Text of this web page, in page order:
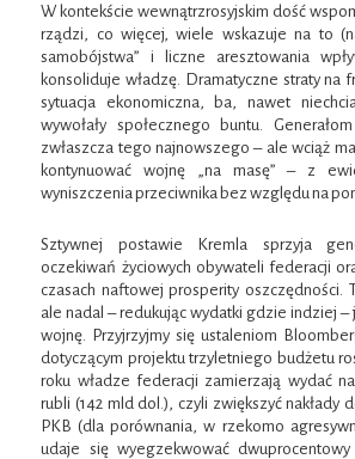
W kontekście wewnątrzrosyjskim dość
rządzi, co więcej, wiele wskazuje na to
samobójstwa” i liczne aresztowania
konsoliduje władzę. Dramatyczne straty na
sytuacja ekonomiczna, ba, nawet
wywołały społecznego buntu.
zwłaszcza tego najnowszego – ale wciąż
kontynuować wojnę „na masę” – z
wyniszczenia przeciwnika bez względu na
Sztywnej postawie Kremla sprzyja
oczekiwań życiowych obywateli federacji
czasach naftowej prosperity oszczędności.
ale nadal – redukując wydatki gdzie indziej
wojnę. Przyjrzyjmy się ustaleniom
dotyczącym projektu trzyletniego budżetu
roku władze federacji zamierzają wydać
rubli (142 mld dol.), czyli zwiększyć nakłady
PKB (dla porównania, w rzekomo
udaje się wyegzekwować